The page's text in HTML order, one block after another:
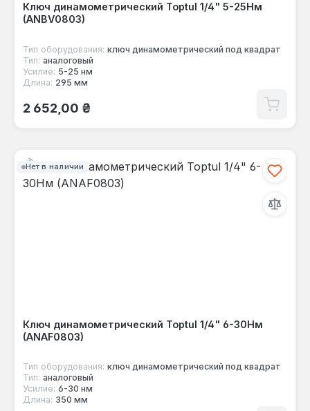
Ключ динамометрический Toptul 1/4" 5-25Нм
(ANBV0803)
Тип оборудования: ключ динамометрический под квадрат
Тип: аналоговый
Усилие: 5-25 нм
Длина: 295 мм
Обычная цена:
2 652,00 ₴
Нет в наличии
Ключ динамометрический Toptul 1/4" 6-30Нм
(ANAF0803)
Тип оборудования: ключ динамометрический под квадрат
Тип: аналоговый
Усилие: 6-30 нм
Длина: 350 мм